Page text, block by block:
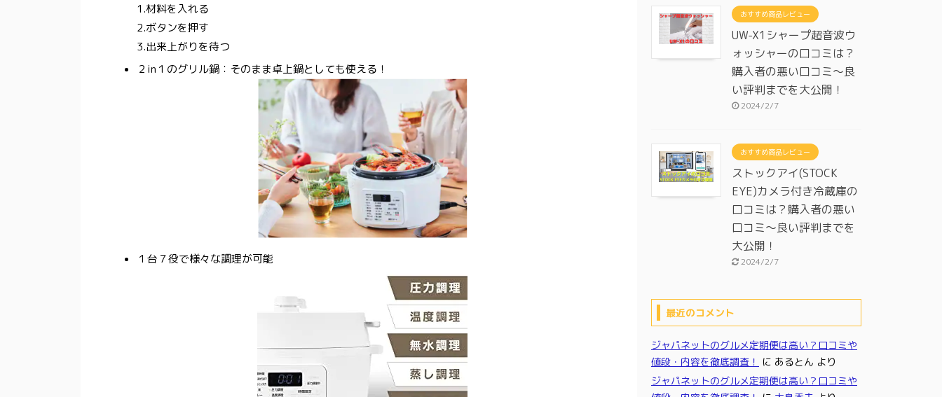
1.材料を入れる
2.ボタンを押す
3.出来上がりを待つ
２in１のグリル鍋：そのまま卓上鍋としても使える！
１台７役で様々な調理が可能
おすすめ商品レビュー
UW-X1シャープ超音波ウ
ォッシャーの口コミは？
購入者の悪い口コミ～良
い評判までを大公開！
2024/2/7
おすすめ商品レビュー
ストックアイ(STOCK
EYE)カメラ付き冷蔵庫の
口コミは？購入者の悪い
口コミ～良い評判までを
大公開！
2024/2/7
最近のコメント
ジャパネットのグルメ定期便は高い？口コミや
値段・内容を徹底調査！
に あるとん より
ジャパネットのグルメ定期便は高い？口コミや